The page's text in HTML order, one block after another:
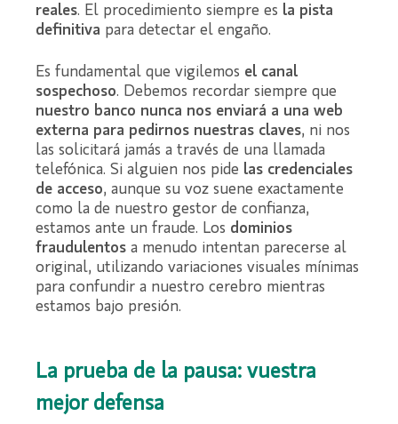
reales. El procedimiento siempre es la pista
definitiva para detectar el engaño.
Es fundamental que vigilemos el canal
sospechoso. Debemos recordar siempre que
nuestro banco nunca nos enviará a una web
externa para pedirnos nuestras claves, ni nos
las solicitará jamás a través de una llamada
telefónica. Si alguien nos pide las credenciales
de acceso, aunque su voz suene exactamente
como la de nuestro gestor de confianza,
estamos ante un fraude. Los dominios
fraudulentos a menudo intentan parecerse al
original, utilizando variaciones visuales mínimas
para confundir a nuestro cerebro mientras
estamos bajo presión.
La prueba de la pausa: vuestra
mejor defensa